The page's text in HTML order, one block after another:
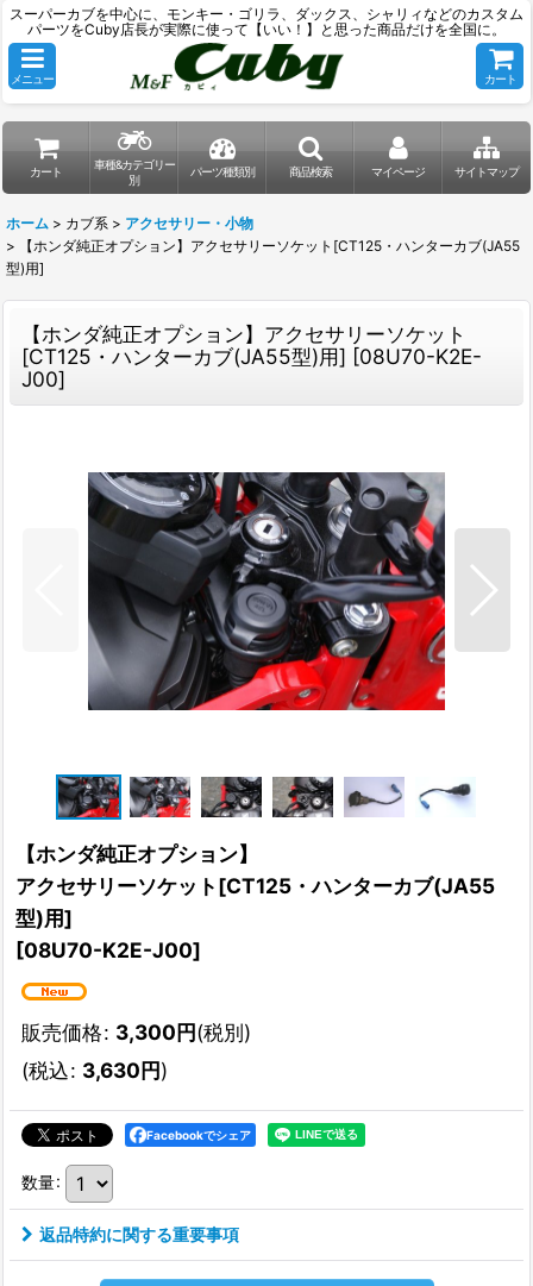
スーパーカブを中心に、モンキー・ゴリラ、ダックス、シャリィなどのカスタム
パーツをCuby店長が実際に使って【いい！】と思った商品だけを全国に。
メニュー カート
カート
車種&カテゴリー
別
パーツ種類別 商品検索 マイページ サイトマップ
ホーム > カブ系 > アクセサリー・小物
>
【ホンダ純正オプション】アクセサリーソケット[CT125・ハンターカブ(JA55
型)用]
【ホンダ純正オプション】アクセサリーソケット
[CT125・ハンターカブ(JA55型)用] [08U70-K2E-
J00]
【ホンダ純正オプション】
アクセサリーソケット[CT125・ハンターカブ(JA55
型)用]
[08U70-K2E-J00]
販売価格: 3,300円(税別)
(税込: 3,630円)
Facebookでシェア
数量:
返品特約に関する重要事項